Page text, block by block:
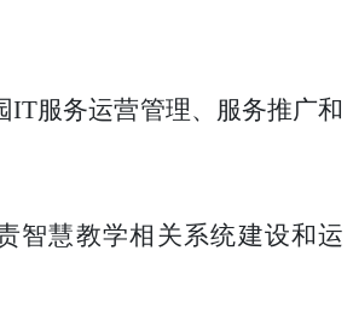
IT服务运营管理、服务推广和
智慧教学相关系统建设和运